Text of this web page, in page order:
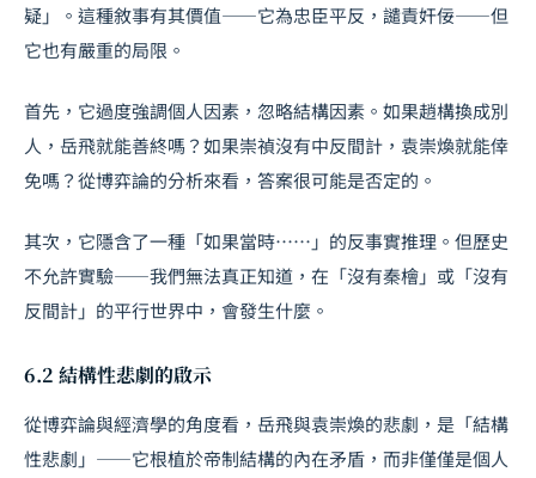
疑」。這種敘事有其價值——它為忠臣平反，譴責奸佞——但
它也有嚴重的局限。
首先，它過度強調個人因素，忽略結構因素。如果趙構換成別
人，岳飛就能善終嗎？如果崇禎沒有中反間計，袁崇煥就能倖
免嗎？從博弈論的分析來看，答案很可能是否定的。
其次，它隱含了一種「如果當時……」的反事實推理。但歷史
不允許實驗——我們無法真正知道，在「沒有秦檜」或「沒有
反間計」的平行世界中，會發生什麼。
6.2 結構性悲劇的啟示
從博弈論與經濟學的角度看，岳飛與袁崇煥的悲劇，是「結構
性悲劇」——它根植於帝制結構的內在矛盾，而非僅僅是個人